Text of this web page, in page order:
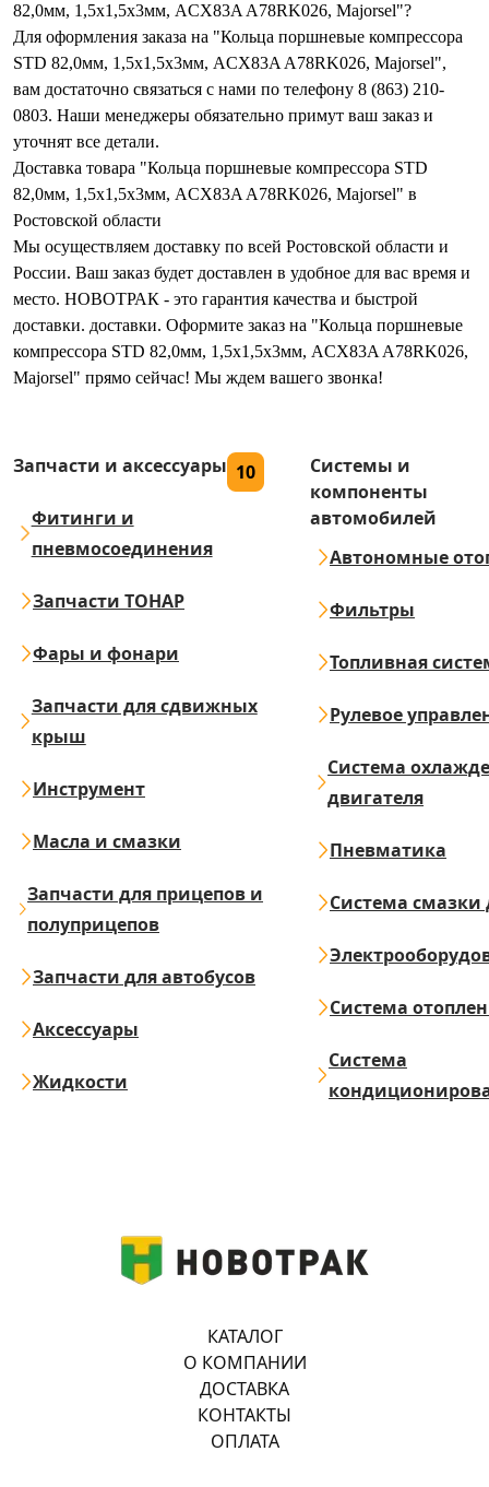
82,0мм, 1,5x1,5x3мм, ACX83A A78RK026, Majorsel"?
Для оформления заказа на "Кольца поршневые компрессора
STD 82,0мм, 1,5x1,5x3мм, ACX83A A78RK026, Majorsel",
вам достаточно связаться с нами по телефону 8 (863) 210-
0803. Наши менеджеры обязательно примут ваш заказ и
уточнят все детали.
Доставка товара "Кольца поршневые компрессора STD
82,0мм, 1,5x1,5x3мм, ACX83A A78RK026, Majorsel" в
Ростовской области
Мы осуществляем доставку по всей Ростовской области и
России. Ваш заказ будет доставлен в удобное для вас время и
место. НОВОТРАК - это гарантия качества и быстрой
доставки. доставки. Оформите заказ на "Кольца поршневые
компрессора STD 82,0мм, 1,5x1,5x3мм, ACX83A A78RK026,
Majorsel" прямо сейчас! Мы ждем вашего звонка!
Запчасти и аксессуары 10
Фитинги и
пневмосоединения
Запчасти ТОНАР
Фары и фонари
Запчасти для сдвижных
крыш
Инструмент
Масла и смазки
Запчасти для прицепов и
полуприцепов
Запчасти для автобусов
Аксессуары
Жидкости
Системы и
компоненты
автомобилей
Автономные
Фильтры
Топливная
Рулевое
Система
двигателя
Пневматика
Система смазки
Система
Система
КАТАЛОГ
О КОМПАНИИ
ДОСТАВКА
КОНТАКТЫ
ОПЛАТА